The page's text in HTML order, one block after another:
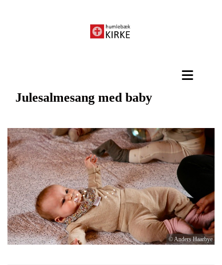
Julesalmesang med baby
© Anders Haarbye